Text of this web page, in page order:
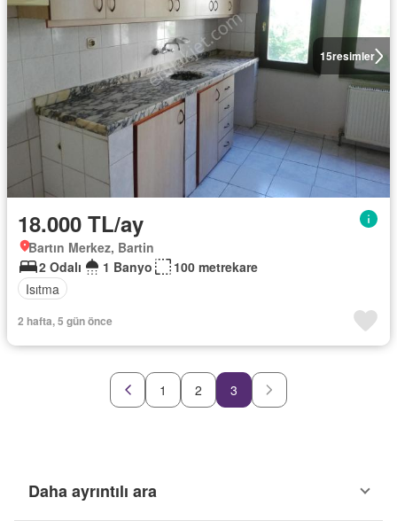
15resimler
18.000 TL/ay
Bartın Merkez, Bartin
2 Odalı
1 Banyo
100 metrekare
Isıtma
2 hafta, 5 gün önce
1 2 3
Daha ayrıntılı ara